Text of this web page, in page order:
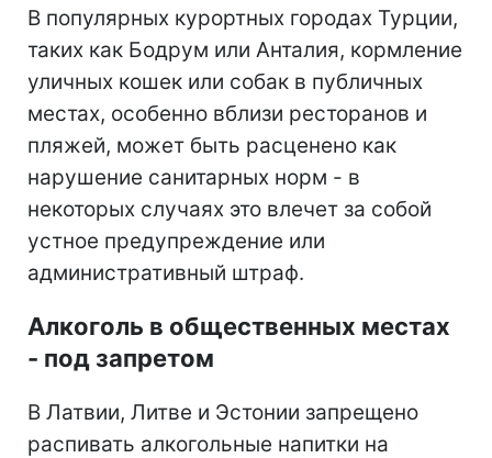
В популярных курортных городах Турции,
таких как Бодрум или Анталия, кормление
уличных кошек или собак в публичных
местах, особенно вблизи ресторанов и
пляжей, может быть расценено как
нарушение санитарных норм - в
некоторых случаях это влечет за собой
устное предупреждение или
административный штраф.
Алкоголь в общественных местах
- под запретом
В Латвии, Литве и Эстонии запрещено
распивать алкогольные напитки на